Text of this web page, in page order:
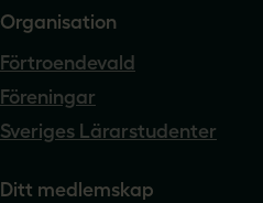
Organisation
Förtroendevald
Föreningar
Sveriges Lärarstudenter
Ditt medlemskap